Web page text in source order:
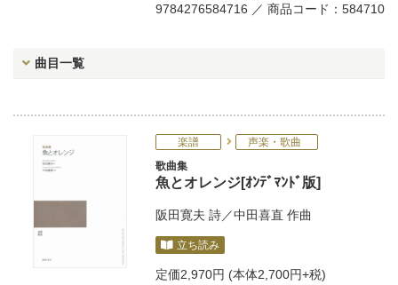
9784276584716 ／ 商品コード：584710
曲目一覧
楽譜
声楽・歌曲
歌曲集
魚とオレンジ[ｵﾝﾃﾞﾏﾝﾄﾞ版]
阪田寛夫 詩／中田喜直 作曲
立ち読み
定価2,970円 (本体2,700円+税)